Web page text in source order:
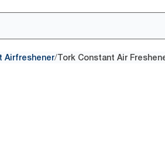
Airfreshener/Tork Constant Air